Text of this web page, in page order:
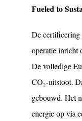
Fueled to
De certificering
operatie inricht
De volledige
CO₂-uitstoot.
gebouwd. Het
energie op via